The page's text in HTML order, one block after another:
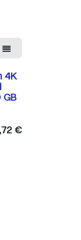
4K
GB
€